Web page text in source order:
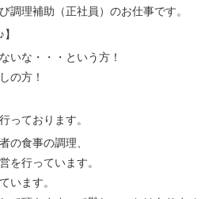
調理補助（正社員）のお仕事です。
いな・・・という方！
の方！
っております。
の食事の調理、
を行っています。
います。